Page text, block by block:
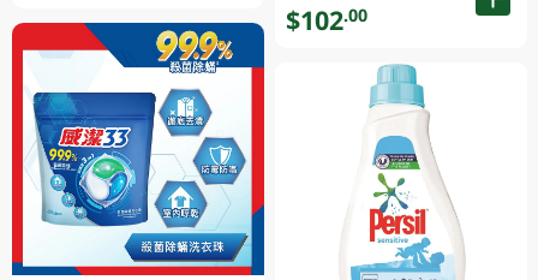
$102.00